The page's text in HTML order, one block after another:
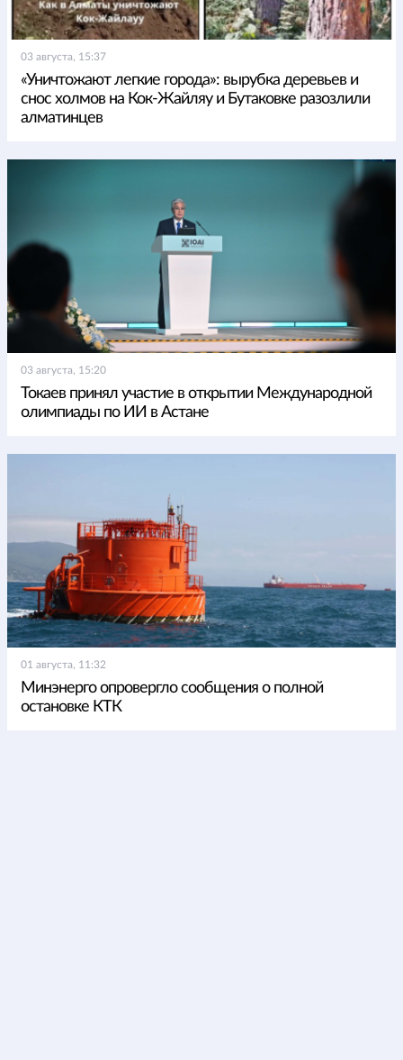
03 августа, 15:37
«Уничтожают легкие города»: вырубка деревьев и
снос холмов на Кок-Жайляу и Бутаковке разозлили
алматинцев
03 августа, 15:20
Токаев принял участие в открытии Международной
олимпиады по ИИ в Астане
01 августа, 11:32
Минэнерго опровергло сообщения о полной
остановке КТК